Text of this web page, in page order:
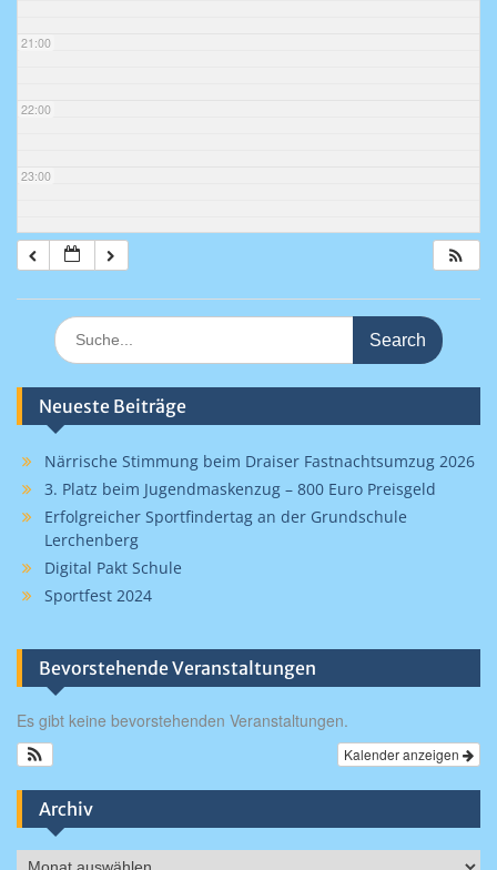
21:00
22:00
23:00
Search
for:
Neueste Beiträge
Närrische Stimmung beim Draiser Fastnachtsumzug 2026
3. Platz beim Jugendmaskenzug – 800 Euro Preisgeld
Erfolgreicher Sportfindertag an der Grundschule
Lerchenberg
Digital Pakt Schule
Sportfest 2024
Bevorstehende Veranstaltungen
Es gibt keine bevorstehenden Veranstaltungen.
Kalender anzeigen
Archiv
Archiv